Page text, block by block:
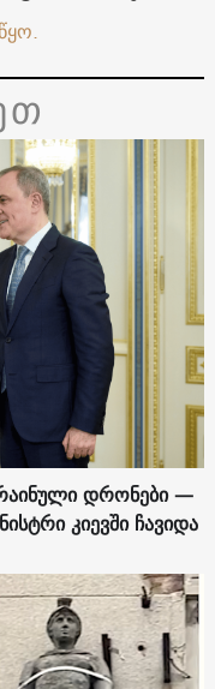
დრონები —
კიევში ჩავიდა